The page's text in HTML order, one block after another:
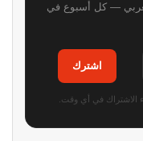
— كل أسبوع في
اشترك
الاشتراك في أي وقت.